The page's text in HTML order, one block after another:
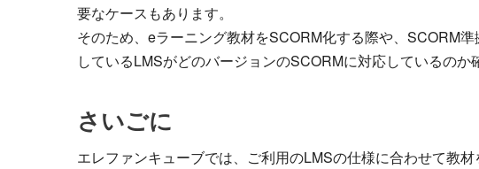
要なケースもあります。
そのため、eラーニング教材をSCORM化する際や、SCORM
しているLMSがどのバージョンのSCORMに対応しているのか
さいごに
エレファンキューブでは、ご利用のLMSの仕様に合わせて教材